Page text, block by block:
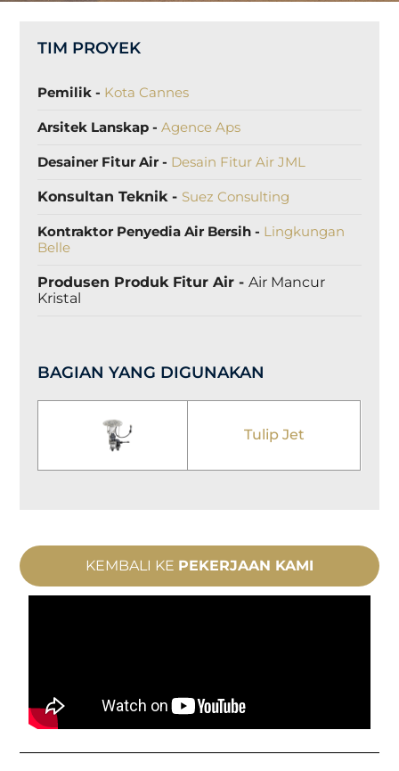
TIM PROYEK
Pemilik - Kota Cannes
Arsitek Lanskap - Agence Aps
Desainer Fitur Air - Desain Fitur Air JML
Konsultan Teknik - Suez Consulting
Kontraktor Penyedia Air Bersih - Lingkungan
Belle
Produsen Produk Fitur Air -Air Mancur
Kristal
BAGIAN YANG DIGUNAKAN
Tulip Jet
KEMBALI KE PEKERJAAN KAMI